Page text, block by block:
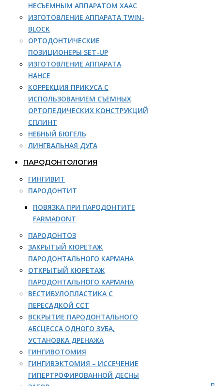
НЕСЪЕМНЫМ АППАРАТОМ ХААС
ИЗГОТОВЛЕНИЕ АППАРАТА TWIN-
BLOCK
ОРТОДОНТИЧЕСКИЕ
ПОЗИЦИОНЕРЫ SET-UP
ИЗГОТОВЛЕНИЕ АППАРАТА
НАНСЕ
КОРРЕКЦИЯ ПРИКУСА С
ИСПОЛЬЗОВАНИЕМ СЪЕМНЫХ
ОРТОПЕДИЧЕСКИХ КОНСТРУКЦИЙ
СПЛИНТ
НЕБНЫЙ БЮГЕЛЬ
ЛИНГВАЛЬНАЯ ДУГА
ПАРОДОНТОЛОГИЯ
ГИНГИВИТ
ПАРОДОНТИТ
ПОВЯЗКА ПРИ ПАРОДОНТИТЕ
FARMADONT
ПАРОДОНТОЗ
ЗАКРЫТЫЙ КЮРЕТАЖ
ПАРОДОНТАЛЬНОГО КАРМАНА
ОТКРЫТЫЙ КЮРЕТАЖ
ПАРОДОНТАЛЬНОГО КАРМАНА
ВЕСТИБУЛОПЛАСТИКА С
ПЕРЕСАДКОЙ ССТ
ВСКРЫТИЕ ПАРОДОНТАЛЬНОГО
АБСЦЕССА ОДНОГО ЗУБА,
УСТАНОВКА ДРЕНАЖА
ГИНГИВОТОМИЯ
ГИНГИВЭКТОМИЯ – ИССЕЧЕНИЕ
ГИПЕРТРОФИРОВАННОЙ ДЕСНЫ